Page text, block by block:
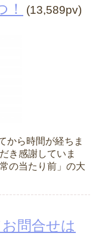
！
(13,589pv)
から時間が経ちま
き感謝していま
の当たり前」の大
問合せは